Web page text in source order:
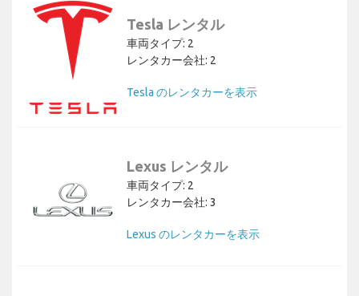
Tesla レンタル
車両タイプ: 2
レンタカー会社: 2
Tesla のレンタカーを表示
Lexus レンタル
車両タイプ: 2
レンタカー会社: 3
Lexus のレンタカーを表示